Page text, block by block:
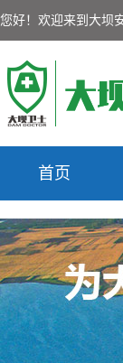
您好！欢迎来到大坝
首页